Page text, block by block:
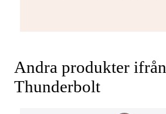
Andra produkter ifrån
Thunderbolt